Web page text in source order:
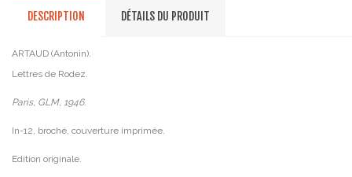
DESCRIPTION DÉTAILS DU PRODUIT
ARTAUD (Antonin).
Lettres de Rodez.
Paris, GLM, 1946.
In-12, broché, couverture imprimée.
Edition originale.